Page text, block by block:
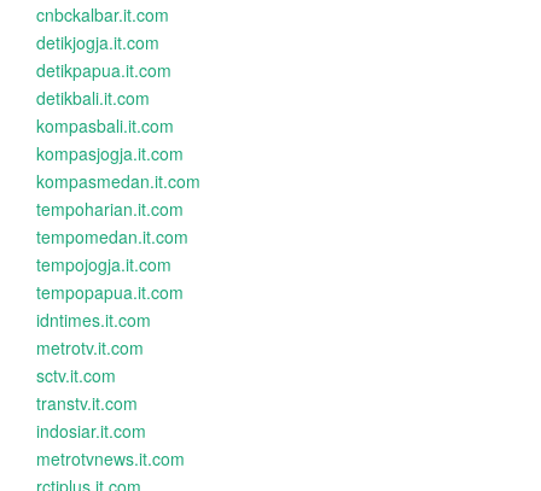
cnbckalbar.it.com
detikjogja.it.com
detikpapua.it.com
detikbali.it.com
kompasbali.it.com
kompasjogja.it.com
kompasmedan.it.com
tempoharian.it.com
tempomedan.it.com
tempojogja.it.com
tempopapua.it.com
idntimes.it.com
metrotv.it.com
sctv.it.com
transtv.it.com
indosiar.it.com
metrotvnews.it.com
rctiplus.it.com